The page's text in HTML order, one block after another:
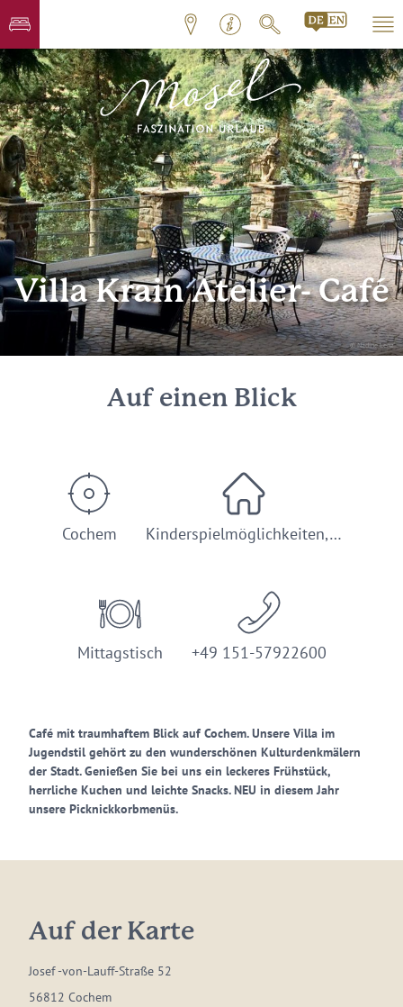
© Nadine Lenz
Villa Krain Atelier- Café
Auf einen Blick
Cochem Kinderspielmöglichkeiten,…
Mittagstisch +49 151-57922600
Café mit traumhaftem Blick auf Cochem. Unsere Villa im
Jugendstil gehört zu den wunderschönen Kulturdenkmälern
der Stadt. Genießen Sie bei uns ein leckeres Frühstück,
herrliche Kuchen und leichte Snacks. NEU in diesem Jahr
unsere Picknickkorbmenüs.
Auf der Karte
Josef -von-Lauff-Straße 52
56812 Cochem